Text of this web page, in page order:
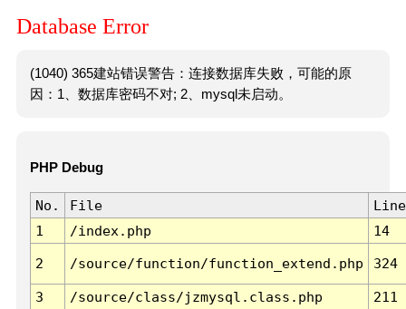
Database Error
(1040) 365建站错误警告：连接数据库失败，可能的原
因：1、数据库密码不对; 2、mysql未启动。
PHP Debug
No. File
Line
1
/index.php 14
2 /source/function/function_extend.php 324
3 /source/class/jzmysql.class.php
211